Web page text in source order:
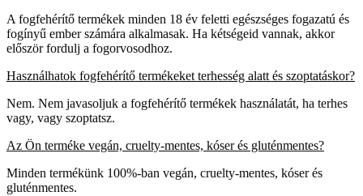
A fogfehérítő termékek minden 18 év feletti egészséges fogazatú és
fogínyű ember számára alkalmasak. Ha kétségeid vannak, akkor
először fordulj a fogorvosodhoz.
Használhatok fogfehérítő termékeket terhesség alatt és szoptatáskor?
Nem. Nem javasoljuk a fogfehérítő termékek használatát, ha terhes
vagy, vagy szoptatsz.
Az Ön terméke vegán, cruelty-mentes, kóser és gluténmentes?
Minden termékünk 100%-ban vegán, cruelty-mentes, kóser és
gluténmentes.